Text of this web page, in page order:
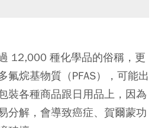
12,000 種化學品的俗稱，更
氟烷基物質（PFAS），可能出
裝各種商品跟日用品上， 因為
分解，會導致癌症、賀爾蒙功